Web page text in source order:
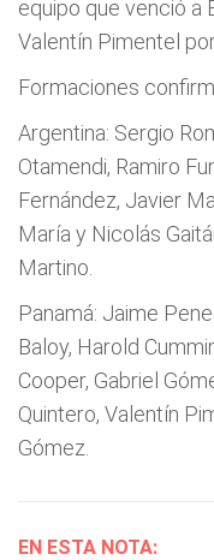
equipo que venció a
Valentín Pimentel
Formaciones
Argentina: Sergio
Otamendi, Ramiro
Fernández, Javier
María y Nicolás
Martino.
Panamá: Jaime
Baloy, Harold
Cooper, Gabriel
Quintero, Valentín
Gómez.
EN ESTA NOTA: